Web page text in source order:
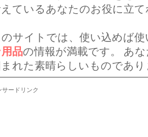
ているあなたのお役に立
のサイトでは、使い込めば
品の情報が満載です。 あなたのキッチンライフが楽しい仲間たちに
まれた素晴らしいものであ
サードリンク